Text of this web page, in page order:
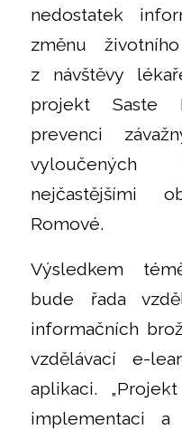
nedostatek
změnu
z návštěvy
projekt Saste
prevenci
vyloučených
nejčastějšími
Romové.
Výsledkem
bude řada
informačních
vzdělávací e-
aplikaci.
implementaci a